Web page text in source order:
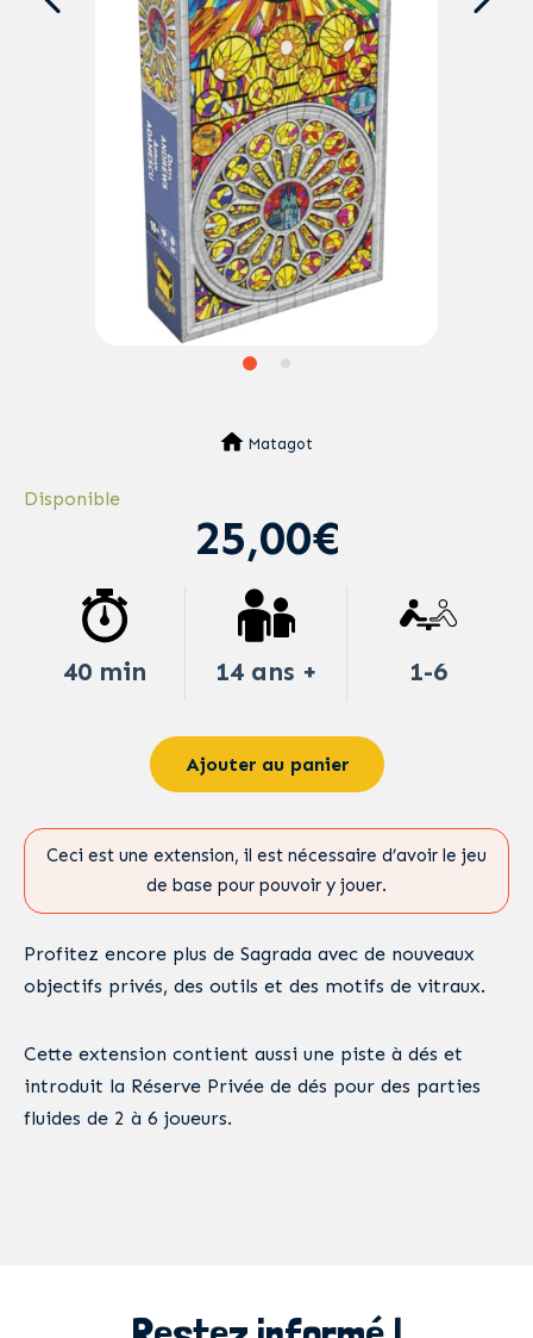
Matagot
Disponible
25,00€
40 min 14 ans + 1-6
Ajouter au panier
Ceci est une extension, il est nécessaire d’avoir le jeu
de base pour pouvoir y jouer.
Profitez encore plus de Sagrada avec de nouveaux
objectifs privés, des outils et des motifs de vitraux.
Cette extension contient aussi une piste à dés et
introduit la Réserve Privée de dés pour des parties
fluides de 2 à 6 joueurs.